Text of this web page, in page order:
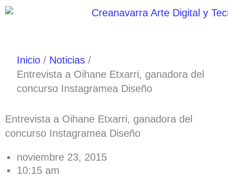
Ir
Inicio
Noticias
Entrevista a Oihane Etxarri, ganadora del
concurso Instagramea Diseño
Entrevista a Oihane Etxarri, ganadora del
concurso Instagramea Diseño
noviembre 23, 2015
10:15 am